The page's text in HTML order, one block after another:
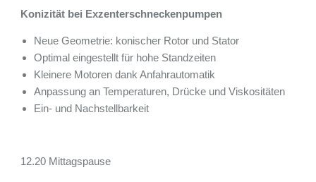
Konizität bei Exzenterschneckenpumpen
Neue Geometrie: konischer Rotor und Stator
Optimal eingestellt für hohe Standzeiten
Kleinere Motoren dank Anfahrautomatik
Anpassung an Temperaturen, Drücke und Viskositäten
Ein- und Nachstellbarkeit
12.20 Mittagspause